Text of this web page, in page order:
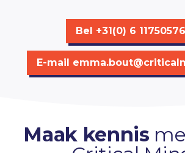
Bel +31(0) 6 11750576
E-mail
Maak kennis